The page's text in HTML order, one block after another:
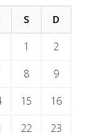
S D
1 2
8 9
15 16
22 23